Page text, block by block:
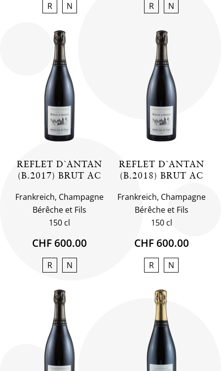
R N R N
REFLET D`ANTAN
(B.2017) BRUT AC
Frankreich, Champagne
Bérêche et Fils
150 cl
CHF 600.00
R N
REFLET D`ANTAN
(B.2018) BRUT AC
Frankreich, Champagne
Bérêche et Fils
150 cl
CHF 600.00
R N